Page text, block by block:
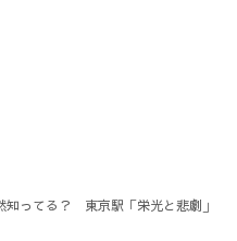
知ってる？ 東京駅「栄光と悲劇」